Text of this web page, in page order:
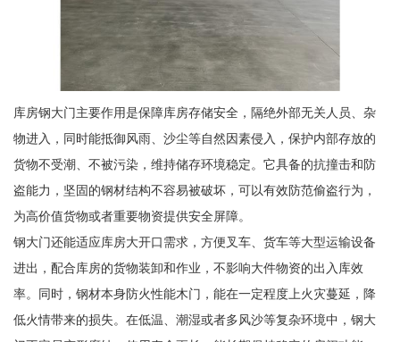
库房钢大门主要作用是保障库房存储安全，隔绝外部无关人员、杂
物进入，同时能抵御风雨、沙尘等自然因素侵入，保护内部存放的
货物不受潮、不被污染，维持储存环境稳定。它具备的抗撞击和防
盗能力，坚固的钢材结构不容易被破坏，可以有效防范偷盗行为，
为高价值货物或者重要物资提供安全屏障。
钢大门还能适应库房大开口需求，方便叉车、货车等大型运输设备
进出，配合库房的货物装卸和作业，不影响大件物资的出入库效
率。同时，钢材本身防火性能木门，能在一定程度上火灾蔓延，降
低火情带来的损失。在低温、潮湿或者多风沙等复杂环境中，钢大